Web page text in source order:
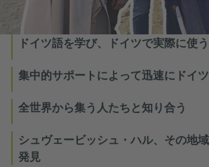
ドイツ語を学び、ドイツで実際に使う
集中的サポートによって迅速にドイ
全世界から集う人たちと知り合う
シュヴェービッシュ・ハル、その地
発見